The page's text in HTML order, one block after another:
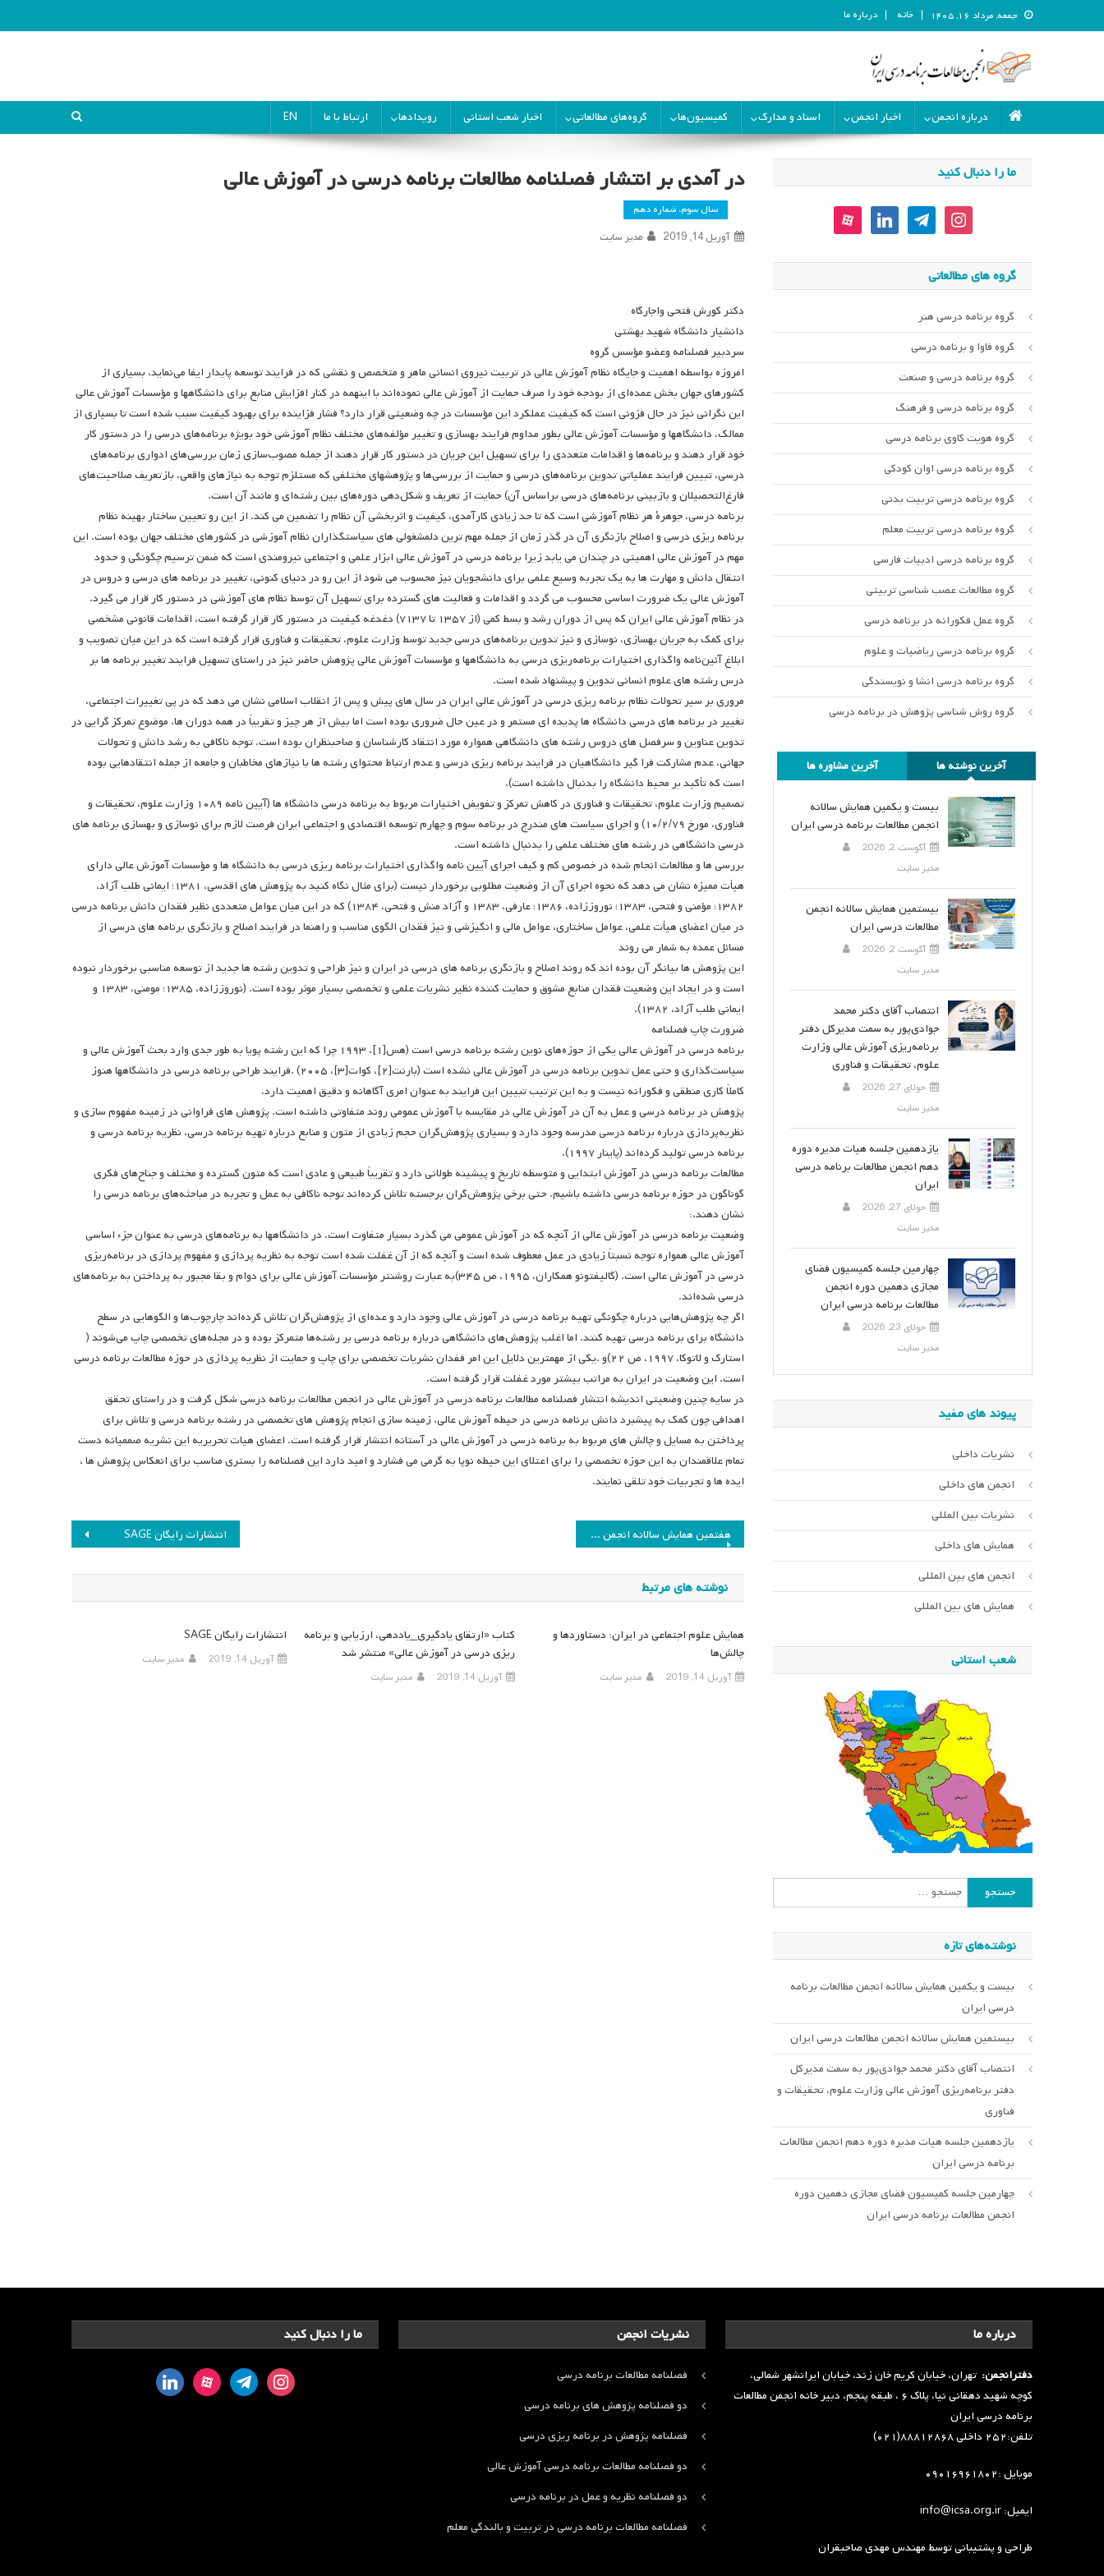
جمعه, مرداد ۱۶, ۱۴۰۵ خانه درباره ما
انجمن مطالعات برنامه درسی ایران
درباره انجمن
اخبار انجمن اسناد و مدارک کمیسیون‌ها گروه‌های مطالعاتی اخبار شعب استانی رویدادها ارتباط با ما EN
در آمدی بر انتشار فصلنامه مطالعات برنامه درسی در آموزش عالی
سال سوم، شماره دهم
آوریل 14, 2019 مدیر سایت
دکتر کورش فتحی واجارگاه
دانشیار دانشگاه شهید بهشتی
سردبیر فصلنامه وعضو مؤسس گروه
امروزه بواسطه اهمیت و جایگاه نظام آموزش عالی در تربیت نیروی انسانی ماهر و متخصص و نقشی که در فرایند توسعه پایدار ایفا می‌نماید، بسیاری از
کشورهای جهان بخش عمده‌ای از بودجه خود را صرف حمایت از آموزش عالی نموده‌اند با اینهمه در کنار افزایش منابع برای دانشگاهها و مؤسسات آموزش عالی
این نگرانی نیز در حال فزونی است که کیفیت عملکرد این مؤسسات در چه وضعیتی قرار دارد؟ فشار فزاینده برای بهبود کیفیت سبب شده است تا بسیاری از
ممالک، دانشگاهها و مؤسسات آموزش عالی بطور مداوم فرایند بهسازی و تغییر مؤلفه‌های مختلف نظام آموزشی خود بویژه برنامه‌های درسی را در دستور کار
خود قرار دهند و برنامه‌ها و اقدامات متعددی را برای تسهیل این جریان در دستور کار قرار دهند از جمله مصوب‌سازی زمان بررسی‌های ادواری برنامه‌های
درسی، تبیین فرایند عملیاتی تدوین برنامه‌های درسی و حمایت از بررسی‌ها و پژوهشهای مختلفی که مستلزم توجه به نیازهای واقعی، بازتعریف صلاحیت‌های
فارغ‌التحصیلان و بازبینی برنامه‌های درسی براساس آن) حمایت از تعریف و شکل‌دهی دوره‌های بین رشته‌ای و مانند آن است.
برنامه درسی، جوهرۀ هر نظام آموزشی است که تا حد زیادی کارآمدی، کیفیت و اثربخشی آن نظام را تضمین می کند. از این رو تعیین ساختار بهینه نظام
برنامه ریزی درسی و اصلاح بازنگری آن در گذر زمان از جمله مهم ترین دلمشغولی های سیاستگذاران نظام آموزشی در کشورهای مختلف جهان بوده است. این
مهم در آموزش عالی اهمیتی در چندان می یابد زیرا برنامه درسی در آموزش عالی ابزار علمی و اجتماعی نیرومندی است که ضمن ترسیم چگونگی و حدود
انتقال دانش و مهارت ها به یک تجربه وسیع علمی برای دانشجویان نیز محسوب می شود از این رو در دنیای کنونی، تغییر در برنامه های درسی و دروس در
آموزش عالی یک ضرورت اساسی محسوب می گردد و اقدامات و فعالیت های گسترده برای تسهیل آن توسط نظام های آموزشی در دستور کار قرار می گیرد.
در نظام آموزش عالی ایران که پس از دوران رشد و بسط کمی (از ۱۳۵۷ تا ۷۱۳۷) دغدغه کیفیت در دستور کار قرار گرفته است، اقدامات قانونی مشخصی
برای کمک به جریان بهسازی، نوسازی و نیز تدوین برنامه‌های درسی جدید توسط وزارت علوم، تحقیقات و فناوری قرار گرفته است که در این میان تصویب و
ابلاغ آئین‌نامه واگذاری اختیارات برنامه‌ریزی درسی به دانشگاهها و مؤسسات آموزش عالی پژوهش حاضر نیز در راستای تسهیل فرایند تغییر برنامه ها بر
درس رشته های علوم انسانی تدوین و پیشنهاد شده است.
مروری بر سیر تحولات نظام برنامه ریزی درسی در آموزش عالی ایران در سال های پیش و پس از انقلاب اسلامی نشان می دهد که در پی تغییرات اجتماعی،
تغییر در برنامه های درسی دانشگاه ها پدیده ای مستمر و در عین حال ضروری بوده است اما بیش از هر چیز و تقریباً در همه دوران ها، موضوع تمرکز گرایی در
تدوین عناوین و سرفصل های دروس رشته های دانشگاهی همواره مورد انتقاد کارشناسان و صاحبنظران بوده است. توجه ناکافی به رشد دانش و تحولات
جهانی، عدم مشارکت فرا گیر دانشگاهیان در فرایند برنامه ریزی درسی و عدم ارتباط محتوای رشته ها با نیازهای مخاطبان و جامعه از جمله انتقادهایی بوده
است که تأکید بر محیط دانشگاه را بدنبال داشته است).
تصمیم وزارت علوم، تحقیقات و فناوری در کاهش تمرکز و تفویض اختیارات مربوط به برنامه درسی دانشگاه ها (آیین نامه ۱۰۸۹ وزارت علوم، تحقیقات و
فناوری، مورخ ۱۰/۲/۷۹) و اجرای سیاست های مندرج در برنامه سوم و چهارم توسعه اقتصادی و اجتماعی ایران فرصت لازم برای نوسازی و بهسازی برنامه های
درسی دانشگاهی در رشته های مختلف علمی را بدنبال داشته است.
بررسی ها و مطالعات انجام شده در خصوص کم و کیف اجرای آیین نامه واگذاری اختیارات برنامه ریزی درسی به دانشگاه ها و مؤسسات آموزش عالی دارای
هیأت ممیزه نشان می دهد که نحوه اجرای آن از وضعیت مطلوبی برخوردار نیست (برای مثال نگاه کنید به پژوهش های اقدسی، ۱۳۸۱؛ ایمانی طلب آزاد،
۱۳۸۲؛ مؤمنی و فتحی، ۱۳۸۳؛ نوروززاده، ۱۳۸۶؛ عارفی، ۱۳۸۳ و آزاد منش و فتحی، ۱۳۸۴) که در این میان عوامل متعددی نظیر فقدان دانش برنامه درسی
در میان اعضای هیأت علمی، عوامل ساختاری، عوامل مالی و انگیزشی و نیز فقدان الگوی مناسب و راهنما در فرایند اصلاح و بازنگری برنامه های درسی از
مسائل عمده به شمار می روند
این پژوهش ها بیانگر آن بوده اند که روند اصلاح و بازنگری برنامه های درسی در ایران و نیز طراحی و تدوین رشته ها جدید از توسعه مناسبی برخوردار نبوده
است و در ایجاد این وضعیت فقدان منابع مشوق و حمایت کننده نظیر نشریات علمی و تخصصی بسیار موثر بوده است. (نوروززاده، ۱۳۸۵؛ مومنی، ۱۳۸۳ و
ایمانی طلب آزاد، ۱۳۸۲).
ضرورت چاپ فصلنامه
برنامه درسی در آموزش عالی یکی از حوزه‌های نوین رشته برنامه درسی است (هس[۱]، ۱۹۹۳ چرا که این رشته پویا به طور جدی وارد بحث آموزش عالی و
سیاست‌گذاری و حتی عمل تدوین برنامه درسی در آموزش عالی نشده است (بارنت[۲]، کوات[۳]، ۲۰۰۵) .فرایند طراحی برنامه درسی در دانشگاهها هنوز
کاملاً کاری منطقی و فکورانه نیست و به این ترتیب تبیین این فرایند به عنوان امری آگاهانه و دقیق اهمیت دارد.
پژوهش در برنامه درسی و عمل به آن در آموزش عالی در مقایسه با آموزش عمومی روند متفاوتی داشته است. پژوهش های فراوانی در زمینه مفهوم سازی و
نظریه‌پردازی درباره برنامه درسی مدرسه وجود دارد و بسیاری پژوهش‌گران حجم زیادی از متون و منابع درباره تهیه برنامه درسی، نظریه برنامه درسی و
برنامه درسی تولید کرده‌اند (پاینار ۱۹۹۷).
مطالعات برنامه درسی در آموزش ابتدایی و متوسطه تاریخ و پیشینه طولانی دارد و تقریباً طبیعی و عادی است که متون گسترده و مختلف و جناح‌های فکری
گوناگون در حوزه برنامه درسی داشته باشیم. حتی برخی پژوهش‌گران برجسته تلاش کرده‌اند توجه ناکافی به عمل و تجربه در مباحثه‌های برنامه درسی را
نشان دهند،:
وضعیت برنامه درسی در آموزش عالی از آنچه که در آموزش عمومی می گذرد بسیار متفاوت است. در دانشگاهها به برنامه‌های درسی به عنوان جزء اساسی
آموزش عالی همواره توجه نسبتاً زیادی در عمل معطوف شده است و آنچه که از آن غفلت شده است توجه به نظریه پردازی و مفهوم پردازی در برنامه‌ریزی
درسی در آموزش عالی است. (گالیفتونو همکاران، ۱۹۹۵، ص ۳۴۵)به عبارت روشنتر مؤسسات آموزش عالی برای دوام و بقا مجبور به پرداختن به برنامه‌های
درسی شده‌اند.
اگر چه پژوهش‌هایی درباره چگونگی تهیه برنامه درسی در آموزش عالی وجود دارد و عده‌ای از پژوهش‌گران تلاش کرده‌اند چارچوب‌ها و الگوهایی در سطح
دانشگاه برای برنامه درسی تهیه کنند. اما اغلب پژوهش‌های دانشگاهی درباره برنامه درسی بر رشته‌ها متمرکز بوده و در مجله‌های تخصصی چاپ می‌شوند (
استارک و لاتوکا، ۱۹۹۷، ص ۲۲)و .یکی از مهمترین دلایل این امر ففدان نشریات تخصصی برای چاپ و حمایت از نظریه پردازی در حوزه مطالعات برنامه درسی
است. این وضعیت در ایران به مراتب بیشتر مورد غفلت قرار گرفته است.
در سایه چنین وضعیتی اندیشه انتشار فصلنامه مطالعات برنامه درسی در آموزش عالی در انجمن مطالعات برنامه درسی شکل گرفت و در راستای تحقق
اهدافی چون کمک به پیشبرد دانش برنامه درسی در حیطه آموزش عالی، زمینه سازی انجام پژوهش های تخصصی در رشته برنامه درسی و تلاش برای
پرداختن به مسایل و چالش های مربوط به برنامه درسی در آموزش عالی در آستانه انتشار قرار گرفته است. اعضای هیات تحریریه این نشریه صممیانه دست
تمام علاقمندان به این حوزه تخصصی را برای اعتلای این حیطه نوپا به گرمی می فشارد و امید دارد این فصلنامه را بستری مناسب برای انعکاس پژوهش ها ،
ایده ها و تجربیات خود تلقی نمایند.
راهبری
نوشته
انتشارات رایگان SAGE هفتمین همایش سالانه انجمن مطالعات برنامه درسی ایران
نوشته های مرتبط
انتشارات رایگان SAGE
آوریل 14, 2019 مدیر سایت
کتاب «ارتقای یادگیری_یاددهی، ارزیابی و برنامه
ریزی درسی در آموزش عالی» منتشر شد
آوریل 14, 2019 مدیر سایت
همایش علوم اجتماعی در ایران: دستاوردها و
چالش‌ها
آوریل 14, 2019 مدیر سایت
ما را دنبال کنید
instagram
telegram
linkedin
aparat
گروه های مطالعاتی
گروه برنامه درسی هنر
گروه فاوا و برنامه درسی
گروه برنامه درسی و صنعت
گروه برنامه درسی و فرهنگ
گروه هویت کاوی برنامه درسی
گروه برنامه درسی اوان کودکی
گروه برنامه درسی تربیت بدنی
گروه برنامه درسی تربیت معلم
گروه برنامه درسی ادبیات فارسی
گروه مطالعات عصب شناسی تربیتی
گروه عمل فکورانه در برنامه درسی
گروه برنامه درسی ریاضیات و علوم
گروه برنامه درسی انشا و نویسندگی
گروه روش شناسی پژوهش در برنامه درسی
آخرین نوشته ها آخرین مشاوره ها
بیست و یکمین همایش سالانه
انجمن مطالعات برنامه درسی ایران
آگوست 2, 2026
مدیر سایت
بیستمین همایش سالانه انجمن
مطالعات درسی ایران
آگوست 2, 2026
مدیر سایت
انتصاب آقای دکتر محمد
جوادی‌پور به سمت مدیرکل دفتر
برنامه‌ریزی آموزش عالی وزارت
علوم، تحقیقات و فناوری
جولای 27, 2026
مدیر سایت
یازدهمین جلسه هیات مدیره دوره
دهم انجمن مطالعات برنامه درسی
ایران
جولای 27, 2026
مدیر سایت
چهارمین جلسه کمیسیون فضای
مجازی دهمین دوره انجمن
مطالعات برنامه درسی ایران
جولای 23, 2026
مدیر سایت
پیوند های مفید
نشریات داخلی
انجمن های داخلی
نشریات بین المللی
همایش های داخلی
انجمن های بین المللی
همایش های بین المللی
شعب استانی
جستجو
برای:
نوشته‌های تازه
بیست و یکمین همایش سالانه انجمن مطالعات برنامه
درسی ایران
بیستمین همایش سالانه انجمن مطالعات درسی ایران
انتصاب آقای دکتر محمد جوادی‌پور به سمت مدیرکل
دفتر برنامه‌ریزی آموزش عالی وزارت علوم، تحقیقات و
فناوری
یازدهمین جلسه هیات مدیره دوره دهم انجمن مطالعات
برنامه درسی ایران
چهارمین جلسه کمیسیون فضای مجازی دهمین دوره
انجمن مطالعات برنامه درسی ایران
ما را دنبال کنید
instagram
telegram
aparat
linkedin
نشریات انجمن
فصلنامه مطالعات برنامه درسی
دو فصلنامه پژوهش های برنامه درسی
فصلنامه پژوهش در برنامه ریزی درسی
دو فصلنامه مطالعات برنامه درسی آموزش عالی
دو فصلنامه نظریه و عمل در برنامه درسی
فصلنامه مطالعات برنامه درسی در تربیت و بالندگی معلم
درباره ما
دفترانجمن: تهران، خیابان کریم خان زند، خیابان ایرانشهر شمالی،
کوچه شهید دهقانی نیا، پلاک ۶ ، طبقه پنجم، دبیر خانه انجمن مطالعات
برنامه درسی ایران
تلفن:۲۵۲ داخلی ۸۸۸۱۲۸۶۸(۰۲۱)
موبایل :۰۹۰۱۶۹۶۱۸۰۲
ایمیل: info@icsa.org.ir
طراحی و پشتیبانی توسطمهندس مهدی صاحبقران